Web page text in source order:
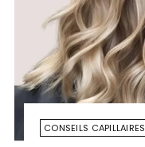
CONSEILS CAPILLAIRES